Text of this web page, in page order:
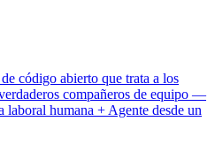
código abierto que trata a los
compañeros de equipo —
laboral humana + Agente desde un